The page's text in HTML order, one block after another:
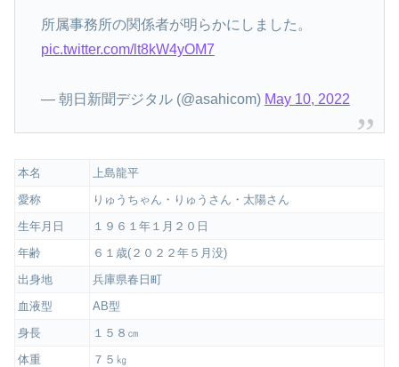
所属事務所の関係者が明らかにしました。
pic.twitter.com/lt8kW4yOM7
— 朝日新聞デジタル (@asahicom) May 10, 2022
本名
上島龍平
愛称
りゅうちゃん・りゅうさん・太陽さん
生年月日
１９６１年１月２０日
年齢
６１歳(２０２２年５月没)
出身地
兵庫県春日町
血液型
AB型
身長
１５８㎝
体重
７５㎏